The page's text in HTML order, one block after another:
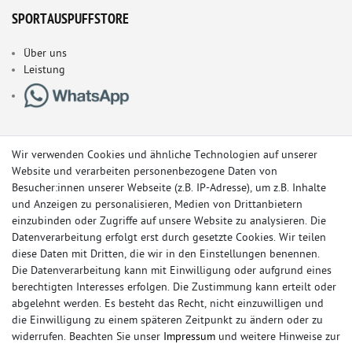
SPORTAUSPUFFSTORE
Über uns
Leistung
© Copyright 2026 Sportauspuff-Store.de - Alle Rechte vorbehalten.
Preisangaben inkl. gesetzlicher MwSt. und zzgl. Versandkosten
Das Internetportal für Sportendschalldämpfer, Komplettanlagen,
Wir verwenden Cookies und ähnliche Technologien auf unserer
Website und verarbeiten personenbezogene Daten von
Besucher:innen unserer Webseite (z.B. IP-Adresse), um z.B. Inhalte
und Anzeigen zu personalisieren, Medien von Drittanbietern
einzubinden oder Zugriffe auf unsere Website zu analysieren. Die
Datenverarbeitung erfolgt erst durch gesetzte Cookies. Wir teilen
diese Daten mit Dritten, die wir in den Einstellungen benennen.
Die Datenverarbeitung kann mit Einwilligung oder aufgrund eines
berechtigten Interesses erfolgen. Die Zustimmung kann erteilt oder
abgelehnt werden. Es besteht das Recht, nicht einzuwilligen und
die Einwilligung zu einem späteren Zeitpunkt zu ändern oder zu
widerrufen. Beachten Sie unser Impressum und weitere Hinweise zur